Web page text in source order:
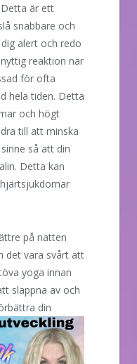
är ett
snabbare och
alert och redo
reaktion när
för ofta
hela tiden. Detta
och högt
till att minska
så att din
Detta kan
på natten
det vara svårt att
yoga innan
slappna av och
din